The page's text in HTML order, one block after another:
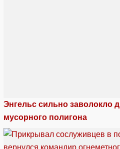
Энгельс сильно заволокло
мусорного полигона